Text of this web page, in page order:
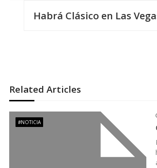
g
a
Habrá Clásico en Las
Related Articles
#NOTICIA